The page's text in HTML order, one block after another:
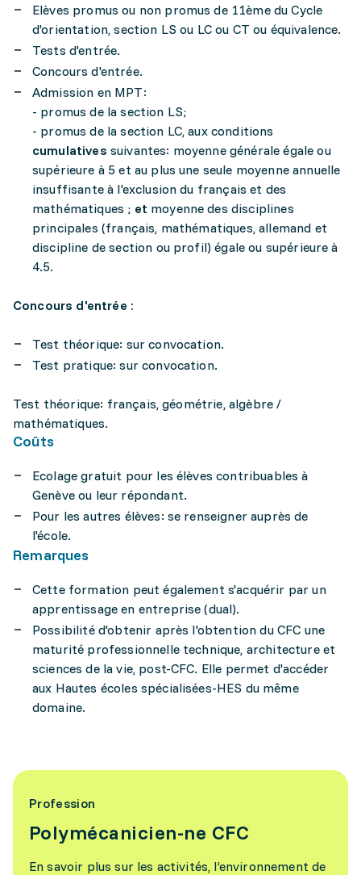
Elèves promus ou non promus de 11ème du Cycle
d'orientation, section LS ou LC ou CT ou équivalence.
Tests d'entrée.
Concours d'entrée.
Admission en MPT:
- promus de la section LS;
- promus de la section LC, aux conditions
cumulatives suivantes: moyenne générale égale ou
supérieure à 5 et au plus une seule moyenne annuelle
insuffisante à l'exclusion du français et des
mathématiques ; et moyenne des disciplines
principales (français, mathématiques, allemand et
discipline de section ou profil) égale ou supérieure à
4.5.
Concours d'entrée :
Test théorique: sur convocation.
Test pratique: sur convocation.
Test théorique: français, géométrie, algèbre /
mathématiques.
Coûts
Ecolage gratuit pour les élèves contribuables à
Genève ou leur répondant.
Pour les autres élèves: se renseigner auprès de
l'école.
Remarques
Cette formation peut également s'acquérir par un
apprentissage en entreprise (dual).
Possibilité d'obtenir après l'obtention du CFC une
maturité professionnelle technique, architecture et
sciences de la vie, post-CFC. Elle permet d'accéder
aux Hautes écoles spécialisées-HES du même
domaine.
Profession
Polymécanicien-ne CFC
En savoir plus sur les activités, l’environnement de